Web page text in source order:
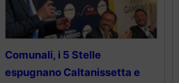
Comunali, i 5 Stelle
espugnano Caltanissetta e